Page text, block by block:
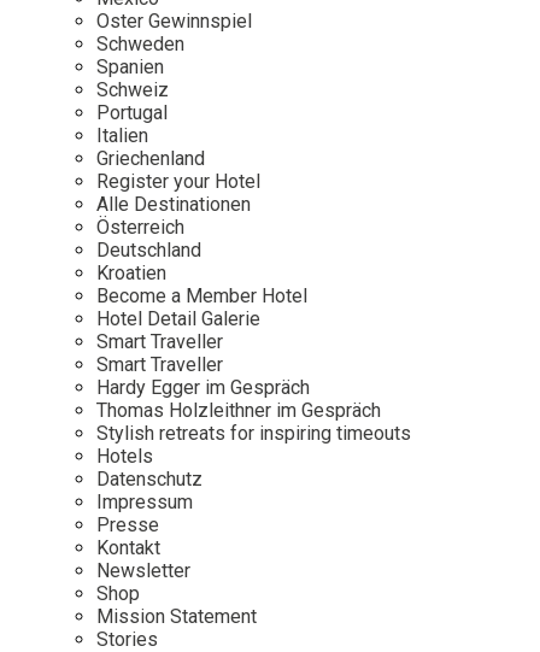
Mexico
Niederlande
Österreich
Portugal
Schweden
Spanien
Schweiz
Persönlichkeiten
Our Story
Career
Kontakt
Impressum
Oster Gewinnspiel
Schweden
Spanien
Schweiz
Portugal
Italien
Griechenland
Register your Hotel
Alle Destinationen
Österreich
Deutschland
Kroatien
Become a Member Hotel
Hotel Detail Galerie
Smart Traveller
Smart Traveller
Hardy Egger im Gespräch
Thomas Holzleithner im Gespräch
Stylish retreats for inspiring timeouts
Hotels
Datenschutz
Impressum
Presse
Kontakt
Newsletter
Shop
Mission Statement
Stories